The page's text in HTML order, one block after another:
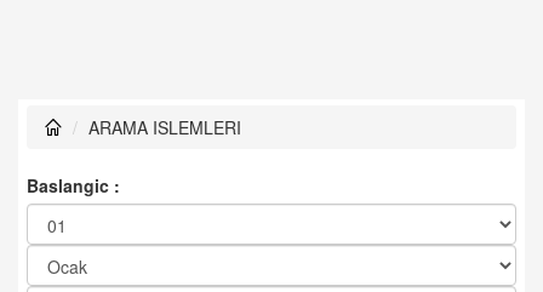
ARAMA ISLEMLERI
Baslangic :